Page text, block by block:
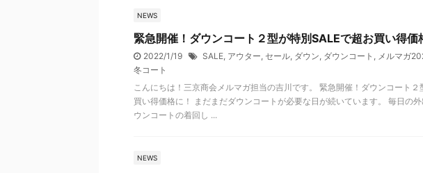
NEWS
緊急開催！ダウンコート２型が特別SALEで超お買い得価
2022/1/19 SALE, アウター, セール, ダウン, ダウンコート , メルマガ
冬コート
こんにちは！三京商会メルマガ担当の吉川です。 緊急開催！ダウンコート２
買い得価格に！ まだまだダウンコートが必要な日が続いています。 毎日の
ウンコートの着回し ...
NEWS